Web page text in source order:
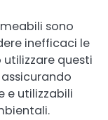
sono
inefficaci le
questi
e utilizzabili